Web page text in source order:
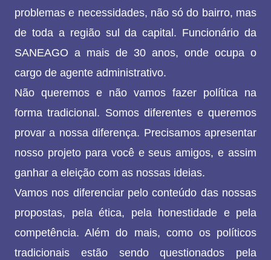
problemas e necessidades, não só do bairro, mas
de toda a região sul da capital. Funcionário da
SANEAGO a mais de 30 anos, onde ocupa o
cargo de agente administrativo.
Não queremos e não vamos fazer política na
forma tradicional. Somos diferentes e queremos
provar a nossa diferença. Precisamos apresentar
nosso projeto para você e seus amigos, e assim
ganhar a eleição com as nossas ideias.
Vamos nos diferenciar pelo conteúdo das nossas
propostas, pela ética, pela honestidade e pela
competência. Além do mais, como os políticos
tradicionais estão sendo questionados pela